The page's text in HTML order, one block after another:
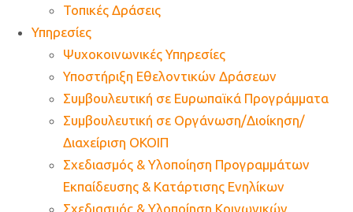
Τοπικές Δράσεις
Υπηρεσίες
Ψυχοκοινωνικές Υπηρεσίες
Υποστήριξη Εθελοντικών Δράσεων
Συμβουλευτική σε Ευρωπαϊκά Προγράμματα
Συμβουλευτική σε Οργάνωση/Διοίκηση/
Διαχείριση ΟΚΟΙΠ
Σχεδιασμός & Υλοποίηση Προγραμμάτων
Εκπαίδευσης & Κατάρτισης Ενηλίκων
Σχεδιασμός & Υλοποίηση Κοινωνικών